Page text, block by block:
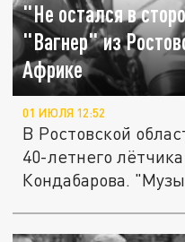
"Не остался в
"Вагнер" из
Африке
01 ИЮЛЯ 12:52
В Ростовской
40-летнего
Кондабарова.